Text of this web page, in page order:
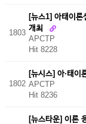
1803
[뉴스1] 아태이론
개최
APCTP
Hit 8228
1802
[뉴시스] 아·태이
APCTP
Hit 8236
[뉴스타운] 이론